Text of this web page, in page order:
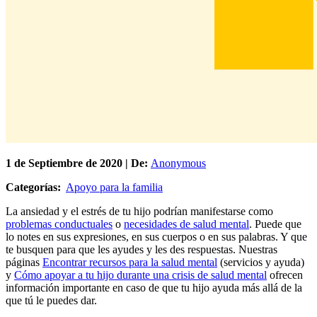
1 de Septiembre de 2020 | De: Anonymous
Categorías: Apoyo para la familia
La ansiedad y el estrés de tu hijo podrían manifestarse como
problemas conductuales o necesidades de salud mental. Puede que
lo notes en sus expresiones, en sus cuerpos o en sus palabras. Y que
te busquen para que les ayudes y les des respuestas. Nuestras
páginas Encontrar recursos para la salud mental (servicios y ayuda)
y Cómo apoyar a tu hijo durante una crisis de salud mental ofrecen
información importante en caso de que tu hijo ayuda más allá de la
que tú le puedes dar.